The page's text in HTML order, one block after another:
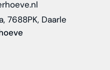
7688PK, Daarle